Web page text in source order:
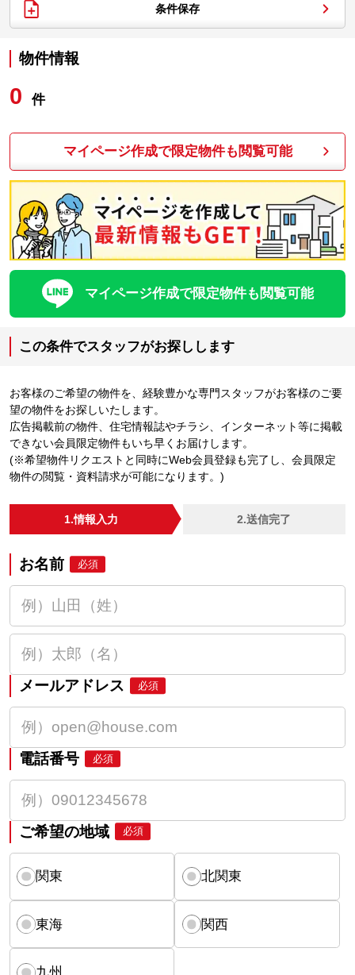
条件保存
物件情報
0 件
マイページ作成で限定物件も閲覧可能
マイページ作成で限定物件も閲覧可能
この条件でスタッフがお探しします
お客様のご希望の物件を、経験豊かな専門スタッフがお客様のご要
望の物件をお探しいたします。
広告掲載前の物件、住宅情報誌やチラシ、インターネット等に掲載
できない会員限定物件もいち早くお届けします。
(※希望物件リクエストと同時にWeb会員登録も完了し、会員限定
物件の閲覧・資料請求が可能になります。)
1.情報入力 2.送信完了
お名前 必須
メールアドレス 必須
電話番号 必須
ご希望の地域 必須
関東 北関東
東海 関西